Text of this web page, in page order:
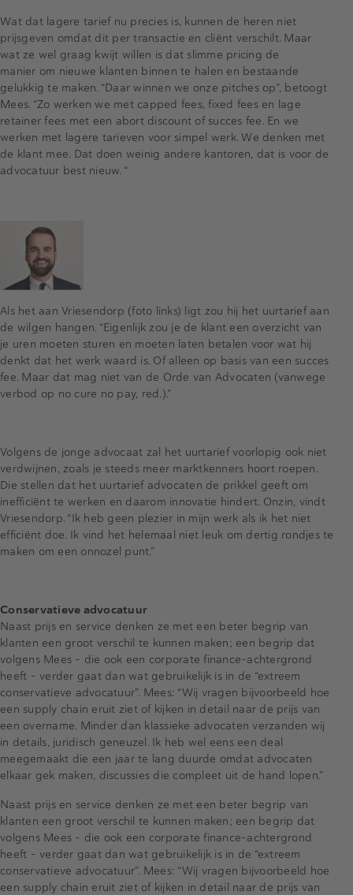
Wat dat lagere tarief nu precies is, kunnen de heren niet
prijsgeven omdat dit per transactie en cliënt verschilt. Maar
wat ze wel graag kwijt willen is dat slimme pricing de
manier om nieuwe klanten binnen te halen en bestaande
gelukkig te maken. “Daar winnen we onze pitches op”, betoogt
Mees. “Zo werken we met capped fees, fixed fees en lage
retainer fees met een abort discount of succes fee. En we
werken met lagere tarieven voor simpel werk. We denken met
de klant mee. Dat doen weinig andere kantoren, dat is voor de
advocatuur best nieuw. “
Als het aan Vriesendorp (foto links) ligt zou hij het uurtarief aan
de wilgen hangen. “Eigenlijk zou je de klant een overzicht van
je uren moeten sturen en moeten laten betalen voor wat hij
denkt dat het werk waard is. Of alleen op basis van een succes
fee. Maar dat mag niet van de Orde van Advocaten (vanwege
verbod op no cure no pay, red.).”
Volgens de jonge advocaat zal het uurtarief voorlopig ook niet
verdwijnen, zoals je steeds meer marktkenners hoort roepen.
Die stellen dat het uurtarief advocaten de prikkel geeft om
inefficiënt te werken en daarom innovatie hindert. Onzin, vindt
Vriesendorp. “Ik heb geen plezier in mijn werk als ik het niet
efficiënt doe. Ik vind het helemaal niet leuk om dertig rondjes te
maken om een onnozel punt.”
Conservatieve advocatuur
Naast prijs en service denken ze met een beter begrip van
klanten een groot verschil te kunnen maken; een begrip dat
volgens Mees - die ook een corporate finance-achtergrond
heeft - verder gaat dan wat gebruikelijk is in de “extreem
conservatieve advocatuur”. Mees: “Wij vragen bijvoorbeeld hoe
een supply chain eruit ziet of kijken in detail naar de prijs van
een overname. Minder dan klassieke advocaten verzanden wij
in details, juridisch geneuzel. Ik heb wel eens een deal
meegemaakt die een jaar te lang duurde omdat advocaten
elkaar gek maken, discussies die compleet uit de hand lopen.”
Naast prijs en service denken ze met een beter begrip van
klanten een groot verschil te kunnen maken; een begrip dat
volgens Mees - die ook een corporate finance-achtergrond
heeft - verder gaat dan wat gebruikelijk is in de “extreem
conservatieve advocatuur”. Mees: “Wij vragen bijvoorbeeld hoe
een supply chain eruit ziet of kijken in detail naar de prijs van